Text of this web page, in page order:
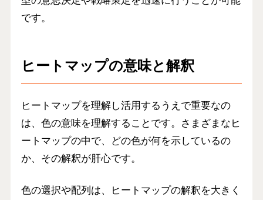
です。
ヒートマップの意味と解釈
ヒートマップを理解し活用するうえで重要なの
は、 色の意味を理解する ことです。さまざまなヒ
ートマップの中で、どの色が何を示しているの
か、その解釈が肝心です。
色の選択や配列は、ヒートマップの解釈を大きく